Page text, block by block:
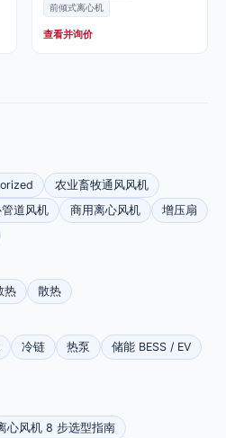
前倾式离心机
查看并询价
农业畜牧通风风机
道风机 商用离心风机
增压扇
热 散热
冷链 热泵
储能 BESS / EV
心风机 8 步选型指南